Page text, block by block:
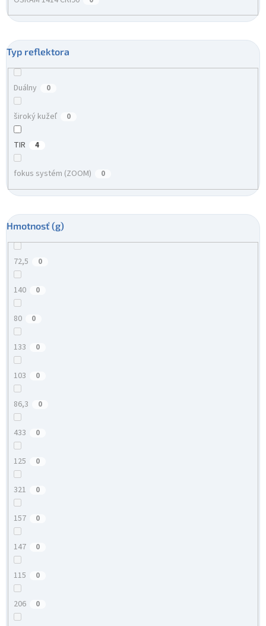
Typ reflektora
Duálny 0
široký kužeľ 0
TIR 4
fokus systém (ZOOM) 0
Hmotnosť (g)
72,5 0
140 0
80 0
133 0
103 0
86,3 0
433 0
125 0
321 0
157 0
147 0
115 0
206 0